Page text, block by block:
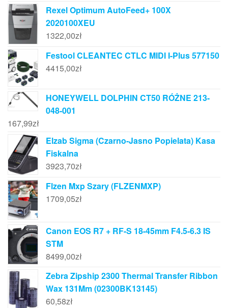
Rexel Optimum AutoFeed+ 100X
2020100XEU
1322,00zł
Festool CLEANTEC CTLC MIDI I-Plus 577150
4415,00zł
HONEYWELL DOLPHIN CT50 RÓŻNE 213-
048-001
167,99zł
Elzab Sigma (Czarno-Jasno Popielata) Kasa
Fiskalna
3923,70zł
Flzen Mxp Szary (FLZENMXP)
1709,05zł
Canon EOS R7 + RF-S 18-45mm F4.5-6.3 IS
STM
8499,00zł
Zebra Zipship 2300 Thermal Transfer Ribbon
Wax 131Mm (02300BK13145)
60,58zł